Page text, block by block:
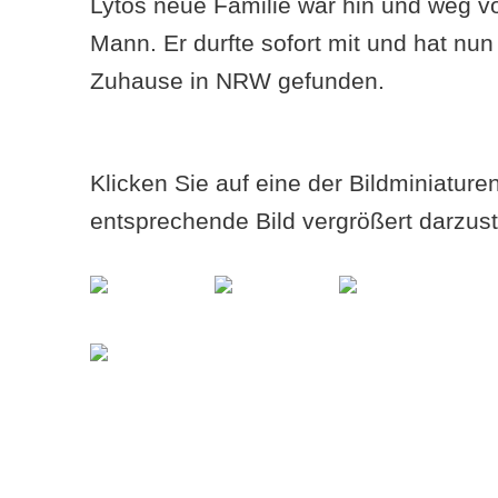
Mann. Er durfte sofort mit und hat
Zuhause in NRW gefunden.
Klicken Sie auf eine der
entsprechende Bild vergrößert